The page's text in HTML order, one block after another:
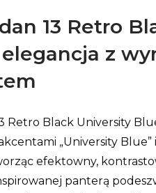
13 Retro
z
Retro Black University
„University Blue”
efektowny,
panterą